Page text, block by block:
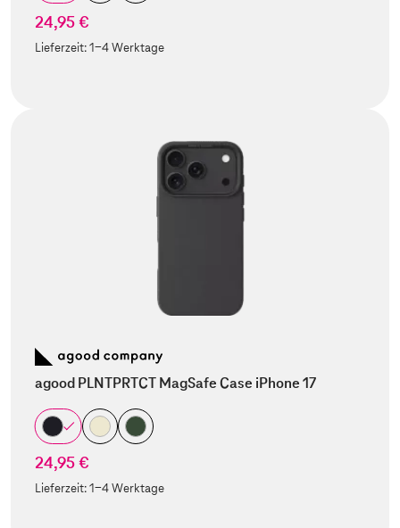
24,95 €
Lieferzeit:1-4 Werktage
agood PLNTPRTCT MagSafe Case iPhone 17
24,95 €
Lieferzeit:1-4 Werktage